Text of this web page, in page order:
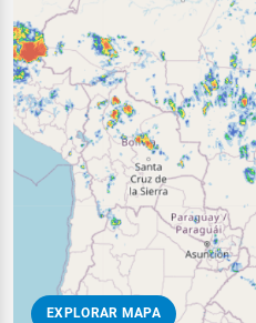
EXPLORAR MAPA